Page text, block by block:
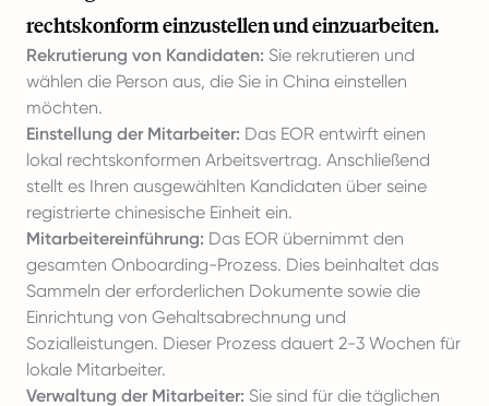
rechtskonform einzustellen und einzuarbeiten.
Rekrutierung von Kandidaten: Sie rekrutieren und
wählen die Person aus, die Sie in China einstellen
möchten.
Einstellung der Mitarbeiter: Das EOR entwirft einen
lokal rechtskonformen Arbeitsvertrag. Anschließend
stellt es Ihren ausgewählten Kandidaten über seine
registrierte chinesische Einheit ein.
Mitarbeitereinführung: Das EOR übernimmt den
gesamten Onboarding-Prozess. Dies beinhaltet das
Sammeln der erforderlichen Dokumente sowie die
Einrichtung von Gehaltsabrechnung und
Sozialleistungen. Dieser Prozess dauert 2-3 Wochen für
lokale Mitarbeiter.
Verwaltung der Mitarbeiter: Sie sind für die täglichen